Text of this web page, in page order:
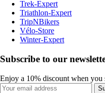
Trek-Expert
Triathlon-Expert
TripNBikers
Vélo-Store
Winter-Expert
Subscribe to our
Enjoy a 10% discount when you